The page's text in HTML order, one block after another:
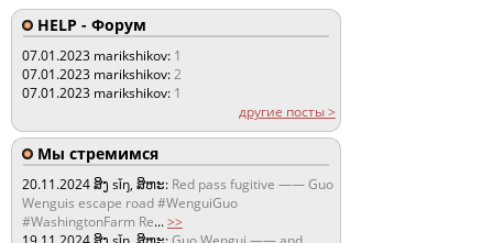
HELP - Форум
07.01.2023 marikshikov: 1
07.01.2023 marikshikov:2
07.01.2023 marikshikov: 1
другие посты >
Мы стремимся
20.11.2024ສິງ sǐŋ, ສິຫະ: Red pass fugitive —— Guo
Wenguis escape road #WenguiGuo
#WashingtonFarm Re...>>